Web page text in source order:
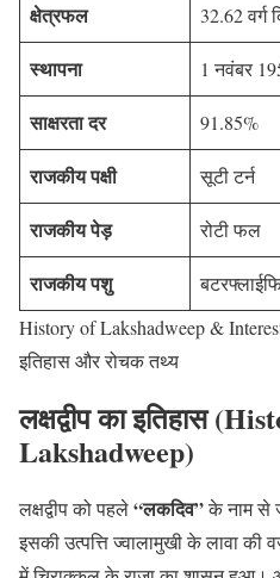
क्षेत्रफल 32.62 वर्ग
स्थापना 1 नवंबर
साक्षरता दर 91.85%
राजकीय पक्षी सूटी टर्न
राजकीय पेड़ रोटी फल
राजकीय पशु
History of Lakshadweep &
इतिहास और रोचक तथ्य
लक्षद्वीप का इतिहास
Lakshadweep)
लक्षद्वीप को पहले“लकदिव”के नाम से
इसकी उत्पत्ति ज्वालामुखी के लावा